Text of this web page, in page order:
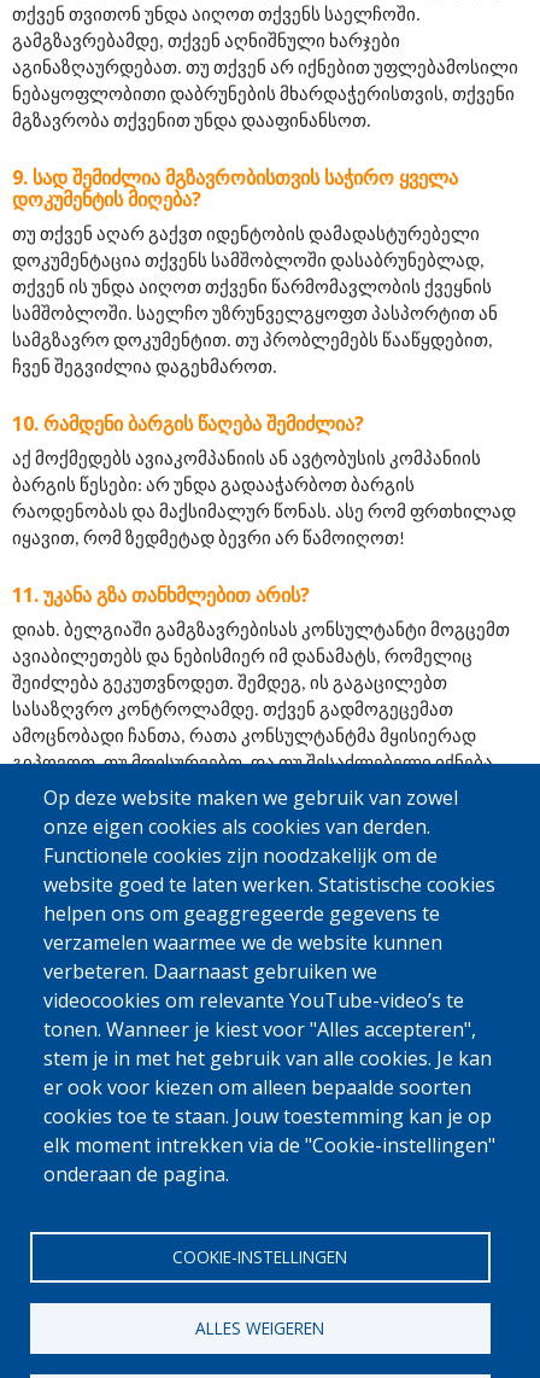
თქვენ თვითონ უნდა აიღოთ თქვენს საელჩოში.
გამგზავრებამდე, თქვენ აღნიშნული ხარჯები
აგინაზღაურდებათ. თუ თქვენ არ იქნებით უფლებამოსილი
ნებაყოფლობითი დაბრუნების მხარდაჭერისთვის, თქვენი
მგზავრობა თქვენით უნდა დააფინანსოთ.
ᲡᲐᲓ ᲨᲔᲛᲘᲫᲚᲘᲐ ᲛᲒᲖᲐᲕᲠᲝᲑᲘᲡᲗᲕᲘᲡ ᲡᲐᲭᲘᲠᲝ ᲧᲕᲔᲚᲐ
ᲓᲝᲙᲣᲛᲔᲜᲢᲘᲡ ᲛᲘᲦᲔᲑᲐ?
თუ თქვენ აღარ გაქვთ იდენტობის დამადასტურებელი
დოკუმენტაცია თქვენს სამშობლოში დასაბრუნებლად,
თქვენ ის უნდა აიღოთ თქვენი წარმომავლობის ქვეყნის
სამშობლოში. საელჩო უზრუნველგყოფთ პასპორტით ან
სამგზავრო დოკუმენტით. თუ პრობლემებს წააწყდებით,
ჩვენ შეგვიძლია დაგეხმაროთ.
ᲠᲐᲛᲓᲔᲜᲘ ᲑᲐᲠᲒᲘᲡ ᲬᲐᲦᲔᲑᲐ ᲨᲔᲛᲘᲫᲚᲘᲐ?
აქ მოქმედებს ავიაკომპანიის ან ავტობუსის კომპანიის
ბარგის წესები: არ უნდა გადააჭარბოთ ბარგის
რაოდენობას და მაქსიმალურ წონას. ასე რომ ფრთხილად
იყავით, რომ ზედმეტად ბევრი არ წამოიღოთ!
ᲣᲙᲐᲜᲐ ᲒᲖᲐ ᲗᲐᲜᲮᲛᲚᲔᲑᲘᲗ ᲐᲠᲘᲡ?
დიახ. ბელგიაში გამგზავრებისას კონსულტანტი მოგცემთ
ავიაბილეთებს და ნებისმიერ იმ დანამატს, რომელიც
შეიძლება გეკუთვნოდეთ. შემდეგ, ის გაგაცილებთ
სასაზღვრო კონტროლამდე. თქვენ გადმოგეცემათ
ამოცნობადი ჩანთა, რათა კონსულტანტმა მყისიერად
გიპოვოთ. თუ მოისურვებთ, და თუ შესაძლებელი იქნება,
IOM-ის გუნდის წევრი, Caritas International ან სხვა
ადგილლობრივი პარტნიორი დაგხვდებათ სამშობლოში
ჩასვლისას.
ᲩᲔᲛᲡ ᲥᲕᲔᲧᲐᲜᲐᲨᲘ ᲪᲮᲝᲕᲠᲔᲑᲐ ᲛᲐᲠᲢᲘᲕᲘ ᲐᲠ ᲐᲠᲘᲡ. ᲠᲐ
ᲛᲮᲐᲠᲓᲐᲭᲔᲠᲐᲡ ᲨᲔᲘᲫᲚᲔᲑᲐ ᲕᲔᲚᲝᲓᲔᲑᲝᲓᲔ?
ადგილობრივ პარტნიორებთან, ვისაც შეუძლია თქვენი
დახმარება რეინტეგრაციის პროცესში. მაგალითად, მათ
შეუძლიათ დაგეხმარონ თქვენი საკუთარი საქმიანობის
დაწყებაში, სამედიცინო ხარჯების გადახდაში ან სამუშაოს
პოვნაში. ყველას არ შეუძლია ამ დახმარების მიღება;
ყოველი სიტუაცია ერთმანეთისგან განსხვავდება.
გაინტერესებთ, თქვენ გექნებათ თუ არა ამის
უფლებამოსილება? შეიტყვეთ მეტი ინფორმაცია
Op deze website maken we gebruik van zowel
onze eigen cookies als cookies van derden.
Functionele cookies zijn noodzakelijk om de
website goed te laten werken. Statistische cookies
helpen ons om geaggregeerde gegevens te
verzamelen waarmee we de website kunnen
verbeteren. Daarnaast gebruiken we
videocookies om relevante YouTube-video’s te
tonen. Wanneer je kiest voor "Alles accepteren",
stem je in met het gebruik van alle cookies. Je kan
er ook voor kiezen om alleen bepaalde soorten
cookies toe te staan. Jouw toestemming kan je op
elk moment intrekken via de "Cookie-instellingen"
onderaan de pagina.
COOKIE-INSTELLINGEN
ALLES WEIGEREN